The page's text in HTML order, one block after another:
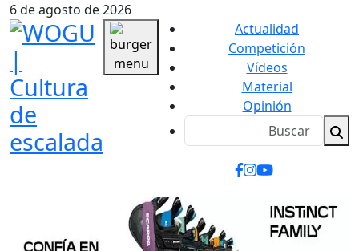
6 de agosto de 2026
Actualidad
Competición
Vídeos
Material
Opinión